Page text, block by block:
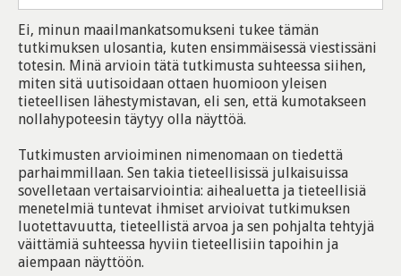
Ei, minun maailmankatsomukseni tukee tämän
tutkimuksen ulosantia, kuten ensimmäisessä viestissäni
totesin. Minä arvioin tätä tutkimusta suhteessa siihen,
miten sitä uutisoidaan ottaen huomioon yleisen
tieteellisen lähestymistavan, eli sen, että kumotakseen
nollahypoteesin täytyy olla näyttöä.
Tutkimusten arvioiminen nimenomaan on tiedettä
parhaimmillaan. Sen takia tieteellisissä julkaisuissa
sovelletaan vertaisarviointia: aihealuetta ja tieteellisiä
menetelmiä tuntevat ihmiset arvioivat tutkimuksen
luotettavuutta, tieteellistä arvoa ja sen pohjalta tehtyjä
väittämiä suhteessa hyviin tieteellisiin tapoihin ja
aiempaan näyttöön.